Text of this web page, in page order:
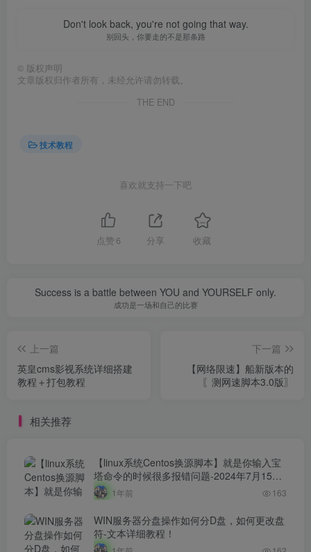
Don't look back, you're not going that way.
别回头，你要走的不是那条路
© 版权声明
文章版权归作者所有，未经允许请勿转载。
THE END
技术教程
喜欢就支持一下吧
点赞 6 分享 收藏
Success is a battle between YOU and YOURSELF only.
成功是一场和自己的比赛
上一篇
英皇cms影视系统详细搭建
教程＋打包教程
下一篇
【网络限速】船新版本的
〖测网速脚本3.0版〗
相关推荐
【linux系统Centos换源脚本】就是你输入宝
塔命令的时候很多报错问题-2024年7月15日
最新打包整理-解决小厂服务器yum源！
1年前 163
WIN服务器分盘操作如何分D盘，如何更改盘
符-文本详细教程！